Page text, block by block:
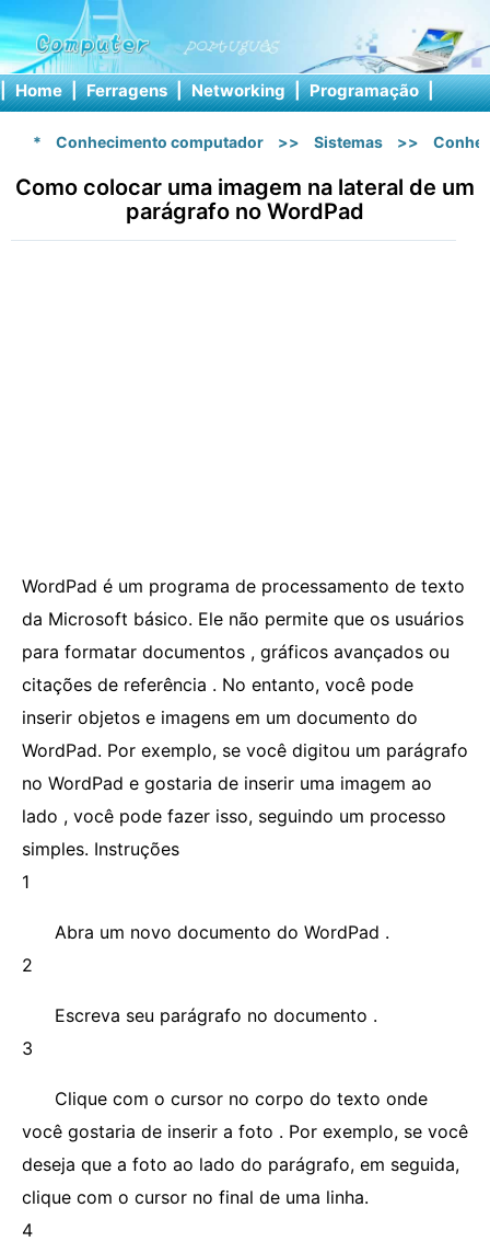
| Home | Ferragens | Networking | Programação |
* Conhecimento computador >> Sistemas >>
Como colocar uma imagem na lateral de um
parágrafo no WordPad
WordPad é um programa de processamento de texto
da Microsoft básico. Ele não permite que os usuários
para formatar documentos , gráficos avançados ou
citações de referência . No entanto, você pode
inserir objetos e imagens em um documento do
WordPad. Por exemplo, se você digitou um parágrafo
no WordPad e gostaria de inserir uma imagem ao
lado , você pode fazer isso, seguindo um processo
simples. Instruções
1
Abra um novo documento do WordPad .
2
Escreva seu parágrafo no documento .
3
Clique com o cursor no corpo do texto onde
você gostaria de inserir a foto . Por exemplo, se você
deseja que a foto ao lado do parágrafo, em seguida,
clique com o cursor no final de uma linha.
4